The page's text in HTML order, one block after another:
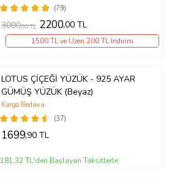
(79)
3000,00 TL 2200,00 TL
1500 TL ve Üzeri 200 TL İndirim
LOTUS ÇİÇEĞİ YÜZÜK - 925 AYAR
GÜMÜŞ YÜZÜK (Beyaz)
(37)
Kargo Bedava
1699,90 TL
181,32 TL'den Başlayan Taksitlerle